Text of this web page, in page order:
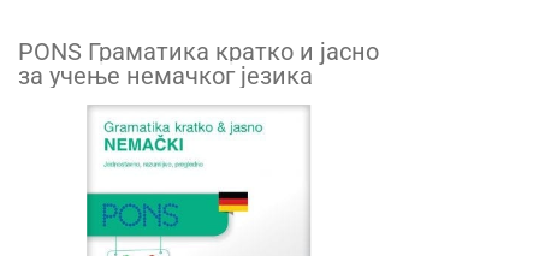
PONS Граматика кратко и јасно
за учење немачког језика